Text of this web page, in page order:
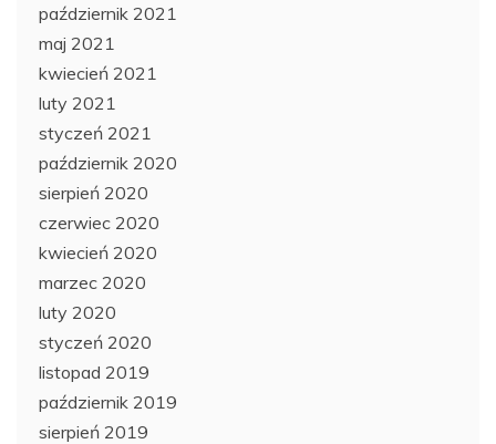
październik 2021
maj 2021
kwiecień 2021
luty 2021
styczeń 2021
październik 2020
sierpień 2020
czerwiec 2020
kwiecień 2020
marzec 2020
luty 2020
styczeń 2020
listopad 2019
październik 2019
sierpień 2019